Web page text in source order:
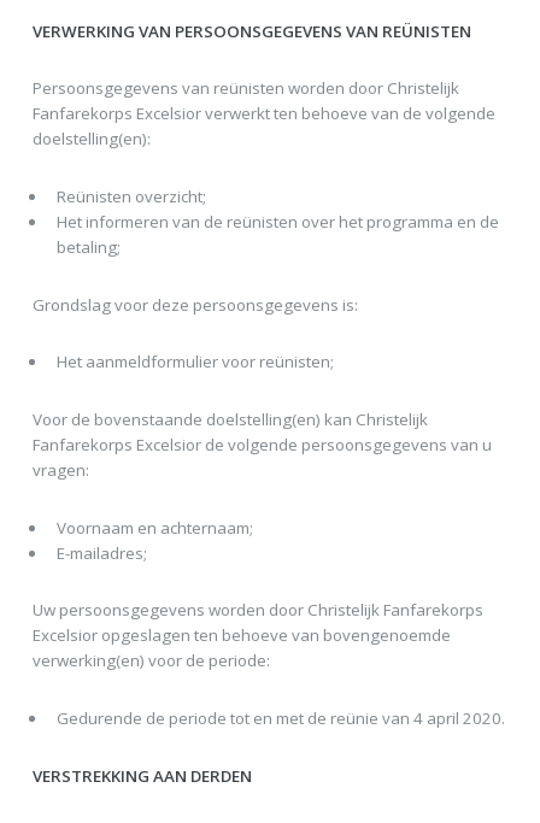
VERWERKING VAN PERSOONSGEGEVENS VAN REÜNISTEN
Persoonsgegevens van reünisten worden door Christelijk
Fanfarekorps Excelsior verwerkt ten behoeve van de volgende
doelstelling(en):
Reünisten overzicht;
Het informeren van de reünisten over het programma en de
betaling;
Grondslag voor deze persoonsgegevens is:
Het aanmeldformulier voor reünisten;
Voor de bovenstaande doelstelling(en) kan Christelijk
Fanfarekorps Excelsior de volgende persoonsgegevens van u
vragen:
Voornaam en achternaam;
E-mailadres;
Uw persoonsgegevens worden door Christelijk Fanfarekorps
Excelsior opgeslagen ten behoeve van bovengenoemde
verwerking(en) voor de periode:
Gedurende de periode tot en met de reünie van 4 april 2020.
VERSTREKKING AAN DERDEN